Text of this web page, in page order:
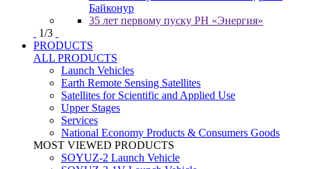
Байконур
35 лет первому пуску РН «Энергия»
1/3
PRODUCTS
ALL PRODUCTS
Launch Vehicles
Earth Remote Sensing Satellites
Satellites for Scientific and Applied Use
Upper Stages
Services
National Economy Products & Consumers Goods
MOST VIEWED PRODUCTS
SOYUZ-2 Launch Vehicle